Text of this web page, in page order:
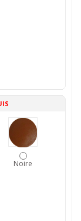
Noire